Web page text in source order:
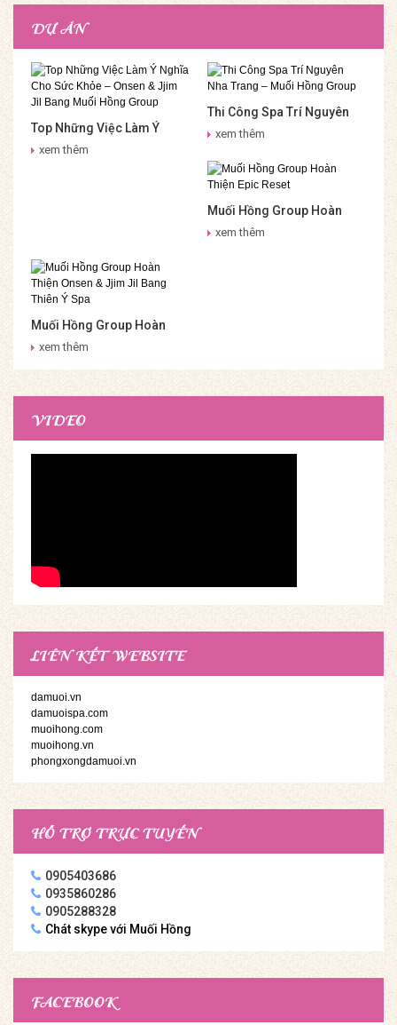
DỰ ÁN
Top Những Việc Làm Ý
Nghĩa Cho Sức Khỏe –
xem thêm
Thi Công Spa Trí Nguyên
Nha Trang – Muối Hồng
xem thêm
Muối Hồng Group Hoàn
Thiện Epic Reset
xem thêm
Muối Hồng Group Hoàn
Thiện Onsen & Jjim Jil
xem thêm
VIDEO
LIÊN KẾT WEBSITE
damuoi.vn
damuoispa.com
muoihong.com
muoihong.vn
phongxongdamuoi.vn
HỖ TRỢ TRỰC TUYẾN
0905403686
0935860286
0905288328
Chát skype với Muối Hồng
FACEBOOK